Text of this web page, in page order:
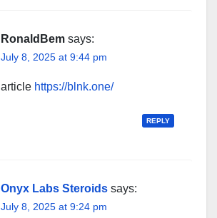
RonaldBem says:
July 8, 2025 at 9:44 pm
article https://blnk.one/
REPLY
Onyx Labs Steroids says:
July 8, 2025 at 9:24 pm